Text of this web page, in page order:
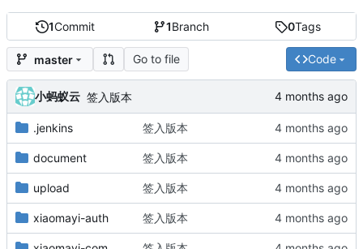
1Commit 1Branch 0Tags
master Go to file Code
小蚂蚁云 签入版本
.jenkins 签入版本
document 签入版本
upload 签入版本
xiaomayi-auth 签入版本